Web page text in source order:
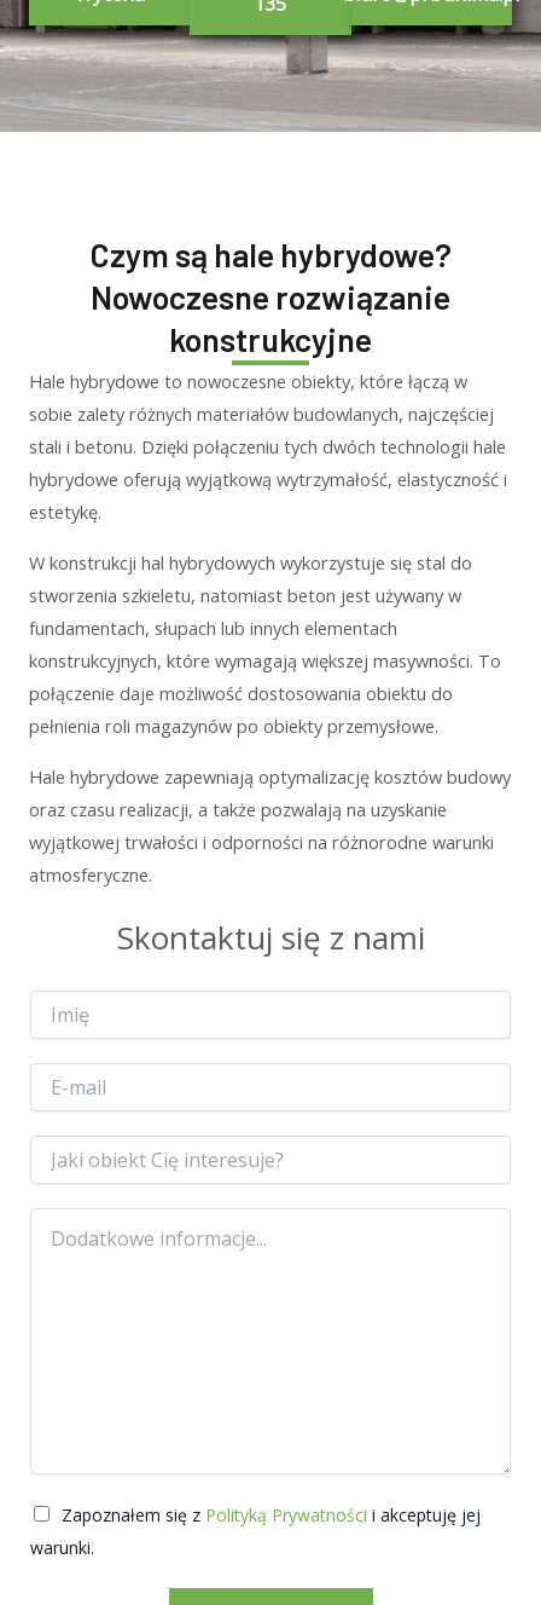
Czym są hale hybrydowe?
Nowoczesne rozwiązanie
konstrukcyjne
Hale hybrydowe to nowoczesne obiekty, które łączą w
sobie zalety różnych materiałów budowlanych, najczęściej
stali i betonu. Dzięki połączeniu tych dwóch technologii hale
hybrydowe oferują wyjątkową wytrzymałość, elastyczność i
estetykę.
W konstrukcji hal hybrydowych wykorzystuje się stal do
stworzenia szkieletu, natomiast beton jest używany w
fundamentach, słupach lub innych elementach
konstrukcyjnych, które wymagają większej masywności. To
połączenie daje możliwość dostosowania obiektu do
pełnienia roli magazynów po obiekty przemysłowe.
Hale hybrydowe zapewniają optymalizację kosztów budowy
oraz czasu realizacji, a także pozwalają na uzyskanie
wyjątkowej trwałości i odporności na różnorodne warunki
atmosferyczne.
Skontaktuj się z nami
ś
i
Zapoznałem się z Polityką Prywatności i akceptuję jej
warunki.